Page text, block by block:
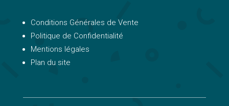
Conditions Générales de Vente
Politique de Confidentialité
Mentions légales
Plan du site